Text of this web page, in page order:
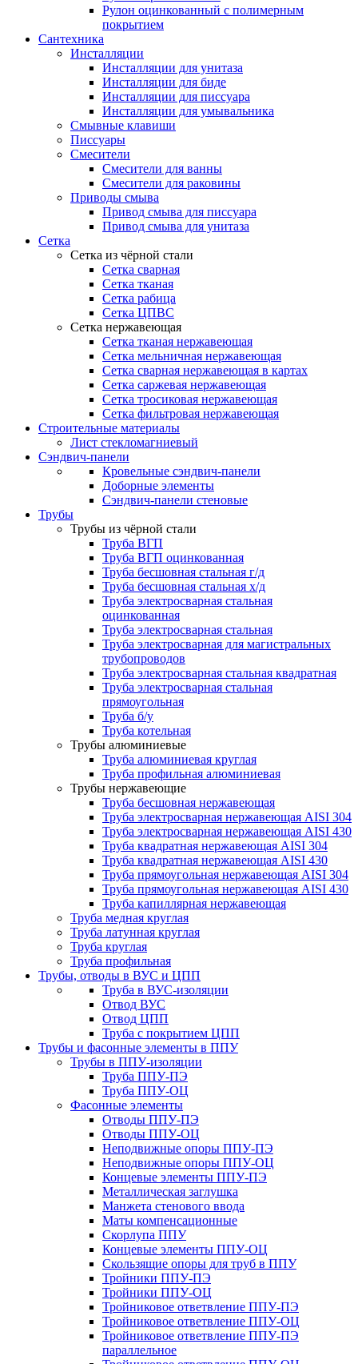
Рулон оцинкованный с полимерным
покрытием
Сантехника
Инсталляции
Инсталляции для унитаза
Инсталляции для биде
Инсталляции для писсуара
Инсталляции для умывальника
Смывные клавиши
Писсуары
Смесители
Смесители для ванны
Смесители для раковины
Приводы смыва
Привод смыва для писсуара
Привод смыва для унитаза
Сетка
Сетка из чёрной стали
Сетка сварная
Сетка тканая
Сетка рабица
Сетка ЦПВС
Сетка нержавеющая
Сетка тканая нержавеющая
Сетка мельничная нержавеющая
Сетка сварная нержавеющая в картах
Сетка саржевая нержавеющая
Сетка тросиковая нержавеющая
Сетка фильтровая нержавеющая
Строительные материалы
Лист стекломагниевый
Сэндвич-панели
Кровельные сэндвич-панели
Доборные элементы
Сэндвич-панели стеновые
Трубы
Трубы из чёрной стали
Труба ВГП
Труба ВГП оцинкованная
Труба бесшовная стальная г/д
Труба бесшовная стальная х/д
Труба электросварная стальная
оцинкованная
Труба электросварная стальная
Труба электросварная для магистральных
трубопроводов
Труба электросварная стальная квадратная
Труба электросварная стальная
прямоугольная
Труба б/у
Труба котельная
Трубы алюминиевые
Труба алюминиевая круглая
Труба профильная алюминиевая
Трубы нержавеющие
Труба бесшовная нержавеющая
Труба электросварная нержавеющая AISI 304
Труба электросварная нержавеющая AISI 430
Труба квадратная нержавеющая AISI 304
Труба квадратная нержавеющая AISI 430
Труба прямоугольная нержавеющая AISI 304
Труба прямоугольная нержавеющая AISI 430
Труба капиллярная нержавеющая
Труба медная круглая
Труба латунная круглая
Труба круглая
Труба профильная
Трубы, отводы в ВУС и ЦПП
Труба в ВУС-изоляции
Отвод ВУС
Отвод ЦПП
Труба с покрытием ЦПП
Трубы и фасонные элементы в ППУ
Трубы в ППУ-изоляции
Труба ППУ-ПЭ
Труба ППУ-ОЦ
Фасонные элементы
Отводы ППУ-ПЭ
Отводы ППУ-ОЦ
Неподвижные опоры ППУ-ПЭ
Неподвижные опоры ППУ-ОЦ
Концевые элементы ППУ-ПЭ
Металлическая заглушка
Манжета стенового ввода
Маты компенсационные
Скорлупа ППУ
Концевые элементы ППУ-ОЦ
Скользящие опоры для труб в ППУ
Тройники ППУ-ПЭ
Тройники ППУ-ОЦ
Тройниковое ответвление ППУ-ПЭ
Тройниковое ответвление ППУ-ОЦ
Тройниковое ответвление ППУ-ПЭ
параллельное